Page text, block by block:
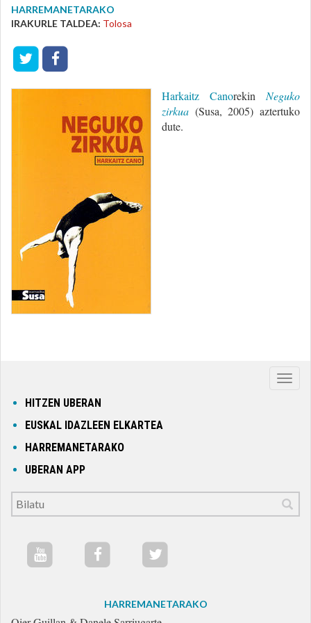
HARREMANETARAKO
IRAKURLE TALDEA: Tolosa
Harkaitz Canorekin Neguko
zirkua (Susa, 2005) aztertuko
dute.
HITZEN UBERAN
EUSKAL IDAZLEEN ELKARTEA
HARREMANETARAKO
UBERAN APP
HARREMANETARAKO